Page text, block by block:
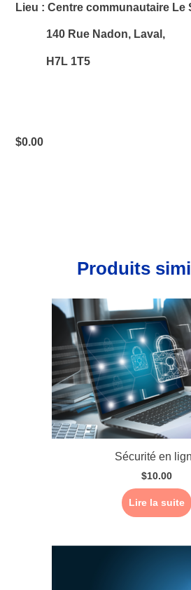
Lieu : Centre communautaire Le
140 Rue Nadon, Laval,
H7L 1T5
$0.00
Produits
Sécurité en
$10.00
Lire la suite